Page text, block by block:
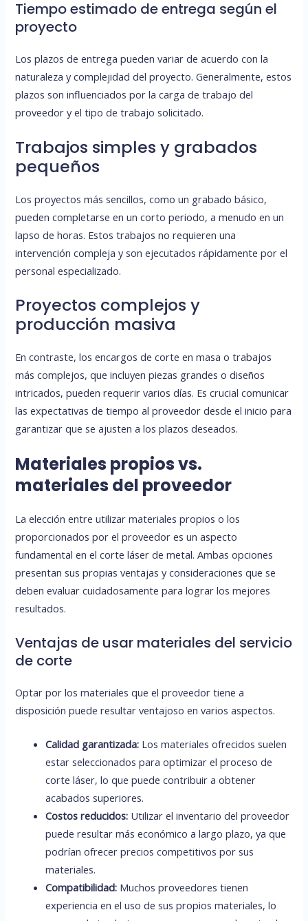
Tiempo estimado de entrega según el
proyecto
Los plazos de entrega pueden variar de acuerdo con la
naturaleza y complejidad del proyecto. Generalmente, estos
plazos son influenciados por la carga de trabajo del
proveedor y el tipo de trabajo solicitado.
Trabajos simples y grabados
pequeños
Los proyectos más sencillos, como un grabado básico,
pueden completarse en un corto periodo, a menudo en un
lapso de horas. Estos trabajos no requieren una
intervención compleja y son ejecutados rápidamente por el
personal especializado.
Proyectos complejos y
producción masiva
En contraste, los encargos de corte en masa o trabajos
más complejos, que incluyen piezas grandes o diseños
intricados, pueden requerir varios días. Es crucial comunicar
las expectativas de tiempo al proveedor desde el inicio para
garantizar que se ajusten a los plazos deseados.
Materiales propios vs.
materiales del proveedor
La elección entre utilizar materiales propios o los
proporcionados por el proveedor es un aspecto
fundamental en el corte láser de metal. Ambas opciones
presentan sus propias ventajas y consideraciones que se
deben evaluar cuidadosamente para lograr los mejores
resultados.
Ventajas de usar materiales del servicio
de corte
Optar por los materiales que el proveedor tiene a
disposición puede resultar ventajoso en varios aspectos.
Calidad garantizada: Los materiales ofrecidos suelen
estar seleccionados para optimizar el proceso de
corte láser, lo que puede contribuir a obtener
acabados superiores.
Costos reducidos: Utilizar el inventario del proveedor
puede resultar más económico a largo plazo, ya que
podrían ofrecer precios competitivos por sus
materiales.
Compatibilidad: Muchos proveedores tienen
experiencia en el uso de sus propios materiales, lo